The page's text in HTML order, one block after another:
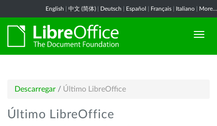
English 中文 (简体) Deutsch Español Français Italiano More...
Descarregar / Último LibreOffice
Último LibreOffice